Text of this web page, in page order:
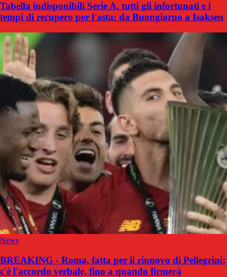
Tabella indisponibili Serie A, tutti gli infortunati e i
tempi di recupero per l'asta: da Buongiorno a Isaksen
News
BREAKING - Roma, fatta per il rinnovo di Pellegrini:
c'è l'accordo verbale, fino a quando firmerà